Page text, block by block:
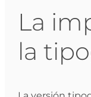
La
la